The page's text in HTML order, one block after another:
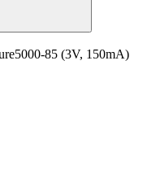
85 (3V, 150mA)